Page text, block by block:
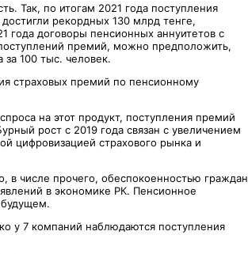
Так, по итогам 2021 года поступления
рекордных 130 млрд тенге,
года договоры пенсионных аннуитетов с
премий, можно предположить,
за 100 тыс. человек.
страховых премий по пенсионному
на этот продукт, поступления премий
рост с 2019 года связан с увеличением
цифровизацией страхового рынка и
в числе прочего, обеспокоенностью граждан
в экономике РК. Пенсионное
будущем.
у 7 компаний наблюдаются поступления